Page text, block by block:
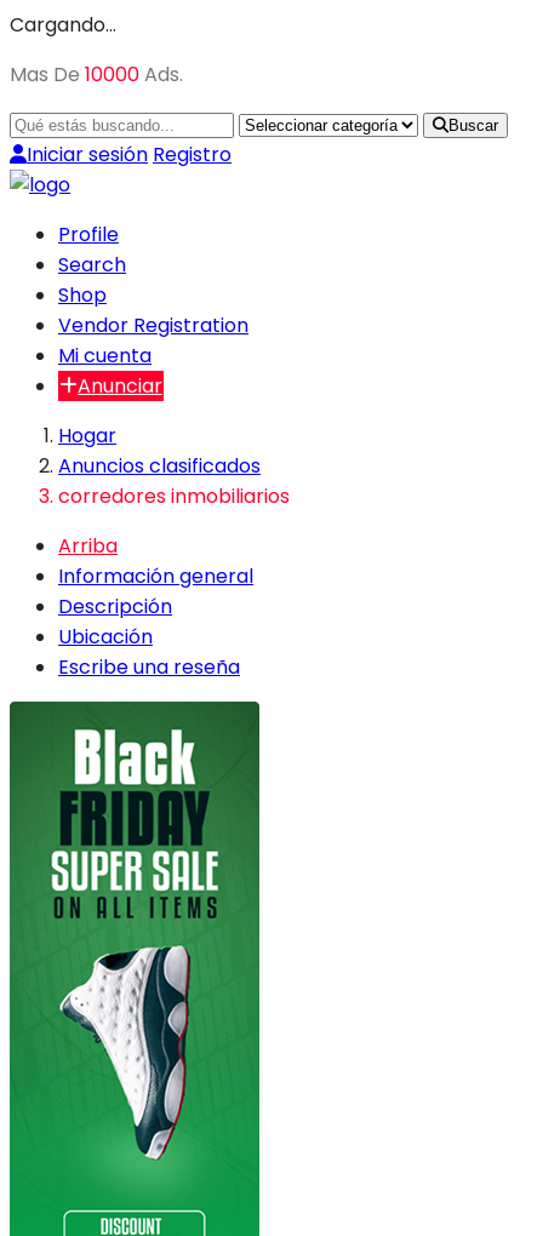
Cargando…
Mas De 10000Ads.
Buscar
Iniciar sesión Registro
Profile
Search
Shop
Vendor Registration
Mi cuenta
Anunciar
Hogar
Anuncios clasificados
corredores inmobiliarios
Arriba
Información general
Descripción
Ubicación
Escribe una reseña